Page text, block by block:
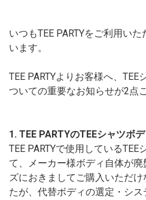
いつもTEE PARTYをご利用い
います。
TEE PARTYよりお客様へ、
ついての重要なお知らせが2点
1. TEE PARTYのTEEシャツボ
TEE PARTYで使用している
て、メーカー様ボディ自体が
ズにおきましてご購入いただ
たが、代替ボディの選定・シ